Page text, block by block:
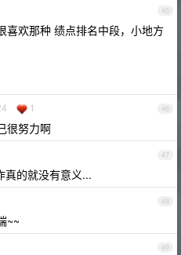
45
喜欢那种 绩点排名中段，小地方
46
1
很努力啊
47
真的就没有意义...
48
~~
49